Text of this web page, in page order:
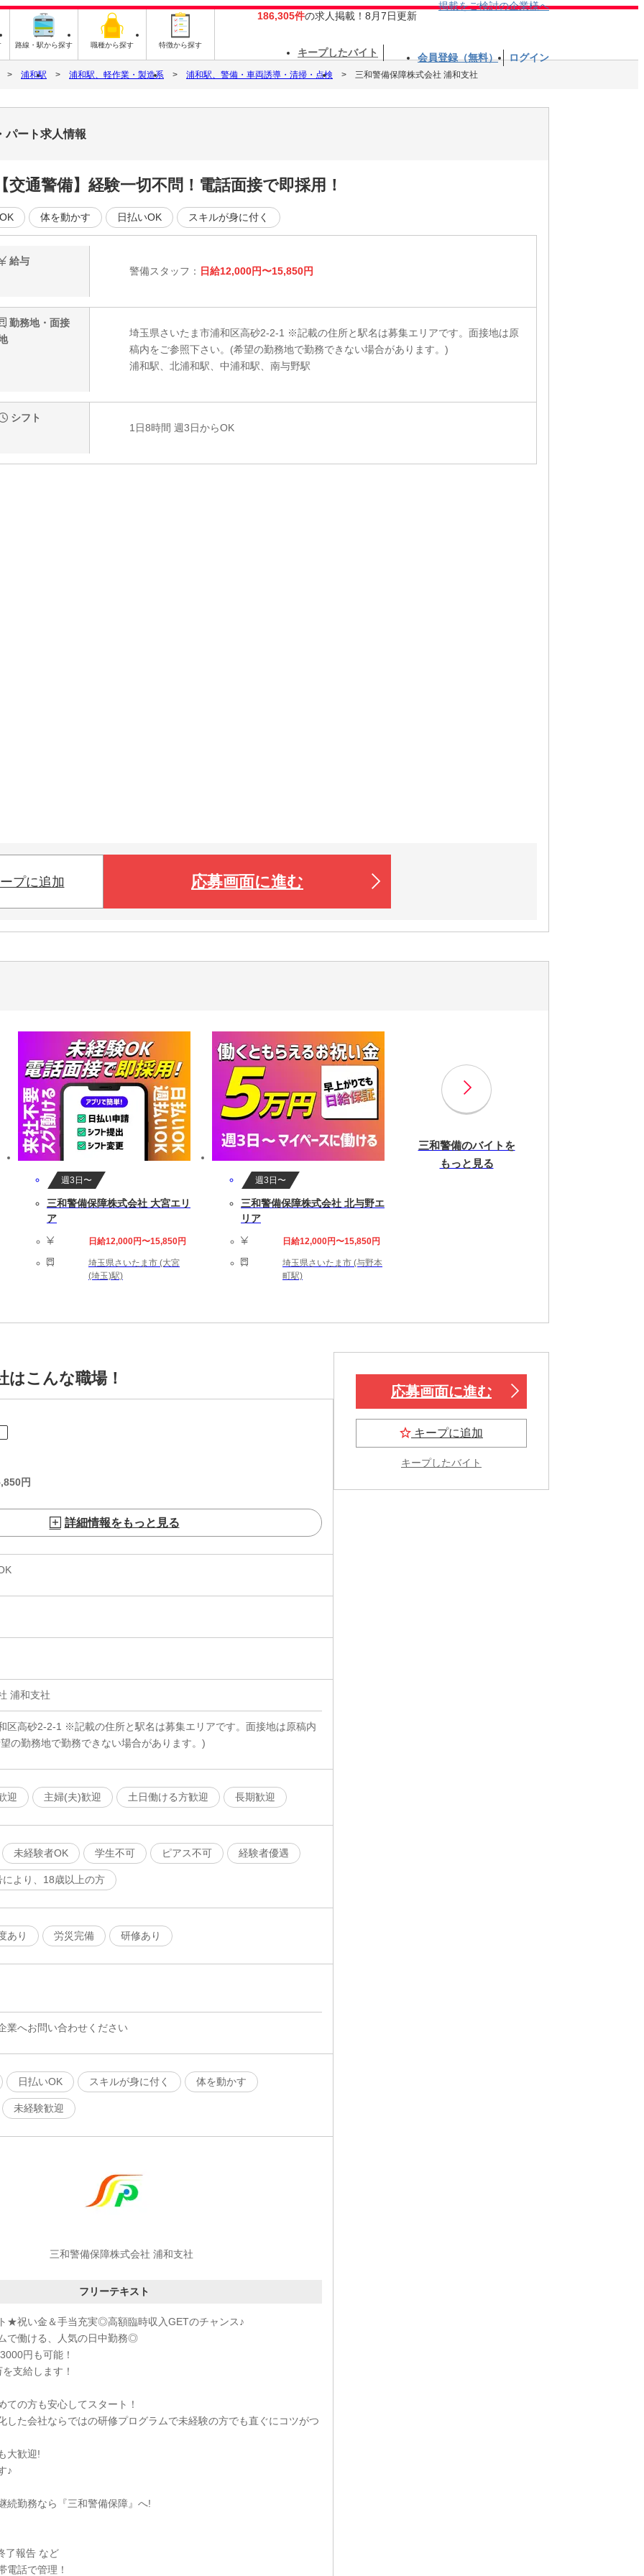
路線・駅から探す 職種から探す 特徴から探す
186,305件の求人掲載！8月7日更新
掲載をご検討の企業様へ
キープしたバイト 会員登録（無料） ログイン
浦和駅 浦和駅、軽作業・製造系 浦和駅、警備・車両誘導・清掃・点検 三和警備保障株式会社 浦和支社
パート求人情報
通警備】経験一切不問！電話面接で即採用！
体を動かす 日払いOK スキルが身に付く
給与
警備スタッフ： 日給12,000円〜15,850円
勤務地・面接
埼玉県さいたま市浦和区高砂2-2-1 ※記載の住所と駅名は募集エリアです。面接地は原
稿内をご参照下さい。(希望の勤務地で勤務できない場合があります。)
浦和駅、北浦和駅、中浦和駅、南与野駅
シフト
1日8時間 週3日からOK
プに追加 応募画面に進む
週3日〜
三和警備保障株式会社 大宮エリ
ア
日給12,000円〜15,850円
埼玉県さいたま市 (大宮
(埼玉)駅)
週3日〜
三和警備保障株式会社 北与野エ
リア
日給12,000円〜15,850円
埼玉県さいたま市 (与野本
町駅)
三和警備のバイトを
もっと見る
はこんな職場！
円
詳細情報をもっと見る
浦和支社
区高砂2-2-1 ※記載の住所と駅名は募集エリアです。面接地は原稿内
の勤務地で勤務できない場合があります。)
迎 主婦(夫)歓迎 土日働ける方歓迎 長期歓迎
未経験者OK 学生不可 ピアス不可 経験者優遇
より、18歳以上の方
あり 労災完備 研修あり
業へお問い合わせください
日払いOK スキルが身に付く 体を動かす
未経験歓迎
三和警備保障株式会社 浦和支社
フリーテキスト
★祝い金＆手当充実◎高額臨時収入GETのチャンス♪
で働ける、人気の日中勤務◎
円も可能！
支給します！
ての方も安心してスタート！
した会社ならではの研修プログラムで未経験の方でも直ぐにコツがつ
大歓迎!
♪
続勤務なら『三和警備保障』へ!
了報告 など
電話で管理！
応募画面に進む
キープに追加
キープしたバイト